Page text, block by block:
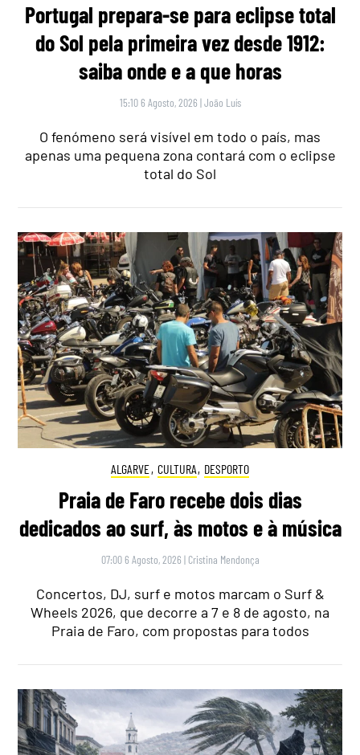
Portugal prepara-se para eclipse total
do Sol pela primeira vez desde 1912:
saiba onde e a que horas
15:10 6 Agosto, 2026 |João Luís
O fenómeno será visível em todo o país, mas
apenas uma pequena zona contará com o eclipse
total do Sol
ALGARVE, CULTURA, DESPORTO
Praia de Faro recebe dois dias
dedicados ao surf, às motos e à música
07:00 6 Agosto, 2026 | Cristina Mendonça
Concertos, DJ, surf e motos marcam o Surf &
Wheels 2026, que decorre a 7 e 8 de agosto, na
Praia de Faro, com propostas para todos